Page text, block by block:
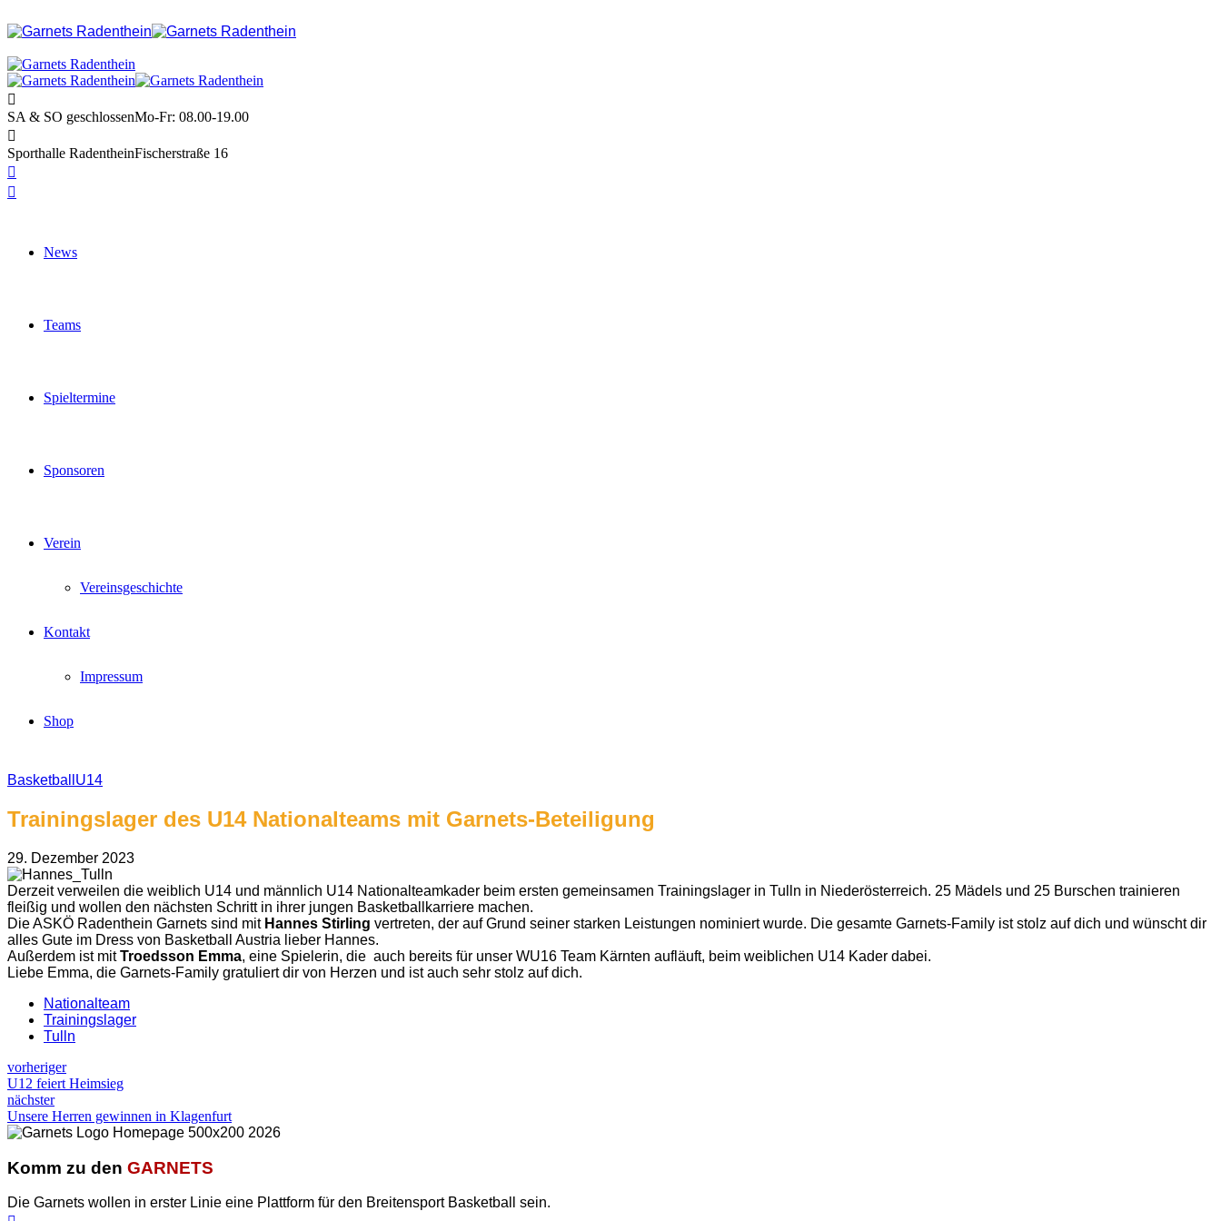
SA & SO geschlossenMo-Fr: 08.00-19.00
Sporthalle RadentheinFischerstraße 16
News
Teams
Spieltermine
Sponsoren
Verein
Vereinsgeschichte
Kontakt
Impressum
Shop
Basketball U14
Trainingslager des U14 Nationalteams mit Garnets-Beteiligung
29. Dezember 2023
Derzeit verweilen die weiblich U14 und männlich U14 Nationalteamkader beim ersten gemeinsamen Trainingslager in Tulln in Niederösterreich. 25 Mädels und 25 Burschen trainieren
fleißig und wollen den nächsten Schritt in ihrer jungen Basketballkarriere machen.
Die ASKÖ Radenthein Garnets sind mit Hannes Stirling vertreten, der auf Grund seiner starken Leistungen nominiert wurde. Die gesamte Garnets-Family ist stolz auf dich und wünscht dir
alles Gute im Dress von Basketball Austria lieber Hannes.
Außerdem ist mitTroedsson Emma, eine Spielerin, die auch bereits für unser WU16 Team Kärnten aufläuft, beim weiblichen U14 Kader dabei.
Liebe Emma, die Garnets-Family gratuliert dir von Herzen und ist auch sehr stolz auf dich.
Nationalteam
Trainingslager
Tulln
vorheriger
U12 feiert Heimsieg
nächster
Unsere Herren gewinnen in Klagenfurt
Komm zu den GARNETS
Die Garnets wollen in erster Linie eine Plattform für den Breitensport Basketball sein.